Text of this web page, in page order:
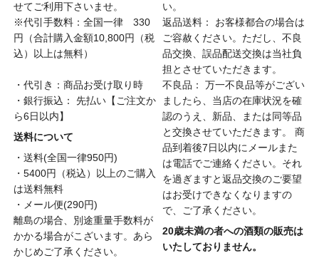
せてご利用下さいませ。
※代引手数料：全国一律 330
円（合計購入金額10,800円（税
込）以上は無料）
・代引き：商品お受け取り時
・銀行振込： 先払い【ご注文か
ら6日以内】
送料について
・送料(全国一律950円)
・5400円（税込）以上のご購入
は送料無料
・メール便(290円)
離島の場合、別途重量手数料が
かかる場合がこざいます。あら
かじめご了承ください。
い。
返品送料： お客様都合の場合は
ご容赦ください。ただし、不良
品交換、誤品配送交換は当社負
担とさせていただきます。
不良品： 万一不良品等がござい
ましたら、当店の在庫状況を確
認のうえ、新品、または同等品
と交換させていただきます。 商
品到着後7日以内にメールまた
は電話でご連絡ください。それ
を過ぎますと返品交換のご要望
はお受けできなくなりますの
で、ご了承ください。
20歳未満の者への酒類の販売は
いたしておりません。